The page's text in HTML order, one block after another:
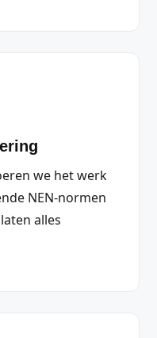
we het werk
NEN-normen
alles